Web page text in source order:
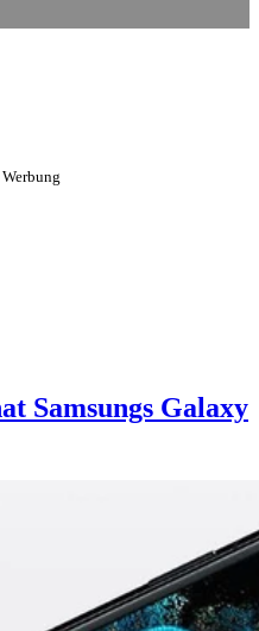
Samsungs Galaxy